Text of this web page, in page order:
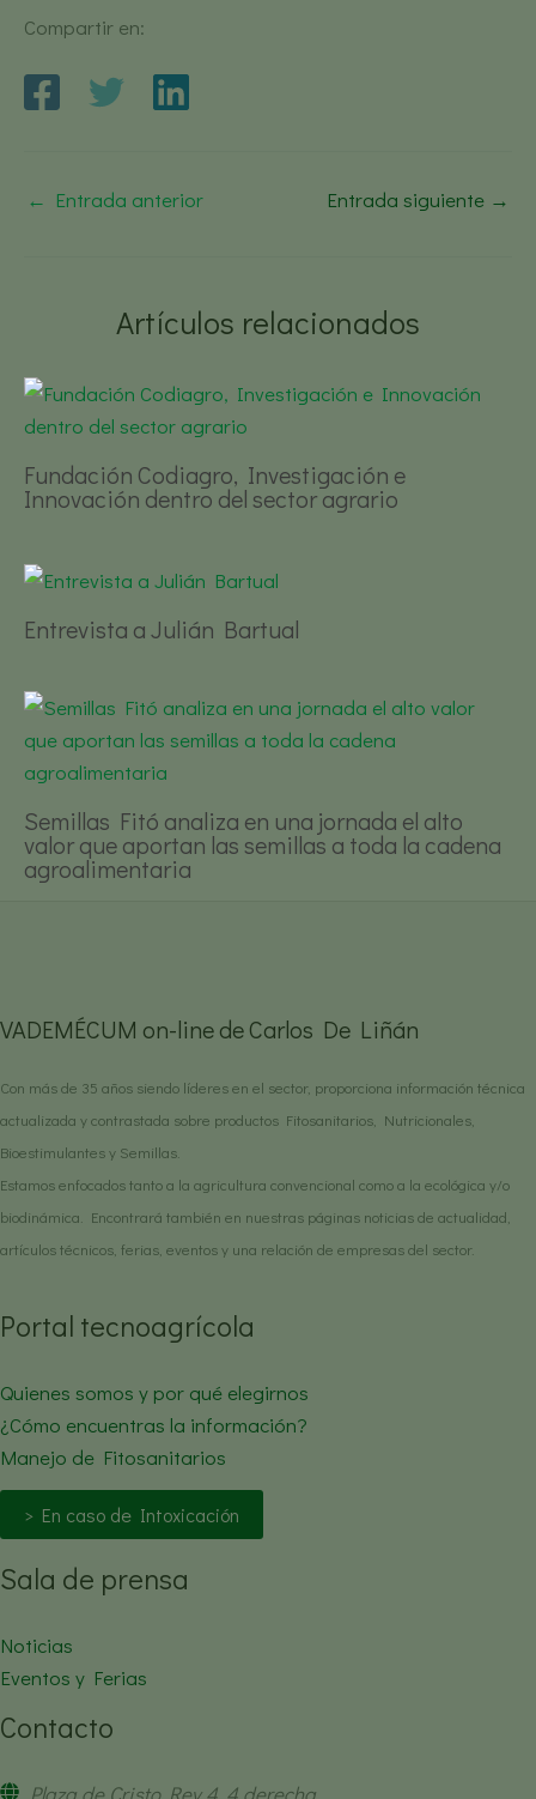
Compartir en:
← Entrada anterior Entrada siguiente →
Artículos relacionados
Fundación Codiagro, Investigación e
Innovación dentro del sector agrario
Entrevista a Julián Bartual
Semillas Fitó analiza en una jornada el alto
valor que aportan las semillas a toda la cadena
agroalimentaria
VADEMÉCUM on-line de Carlos De Liñán
Con más de 35 años siendo líderes en el sector, proporciona información técnica
actualizada y contrastada sobre productos Fitosanitarios, Nutricionales,
Bioestimulantes y Semillas.
Estamos enfocados tanto a la agricultura convencional como a la ecológica y/o
biodinámica. Encontrará también en nuestras páginas noticias de actualidad,
artículos técnicos, ferias, eventos y una relación de empresas del sector.
Portal tecnoagrícola
Quienes somos y por qué elegirnos
¿Cómo encuentras la información?
Manejo de Fitosanitarios
> En caso de Intoxicación
Sala de prensa
Noticias
Eventos y Ferias
Contacto
Plaza de Cristo Rey 4, 4 derecha